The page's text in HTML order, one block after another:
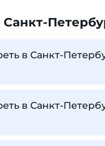
в Санкт-
в Санкт-